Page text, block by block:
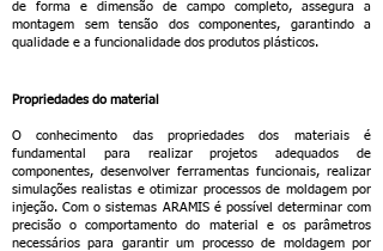
de forma e dimensão de campo completo, assegura a
montagem sem tensão dos componentes, garantindo a
qualidade e a funcionalidade dos produtos plásticos.
Propriedades do material
O conhecimento das propriedades dos materiais é
fundamental para realizar projetos adequados de
componentes, desenvolver ferramentas funcionais, realizar
simulações realistas e otimizar processos de moldagem por
injeção. Com o sistemas ARAMIS é possível determinar com
precisão o comportamento do material e os parâmetros
necessários para garantir um processo de moldagem por